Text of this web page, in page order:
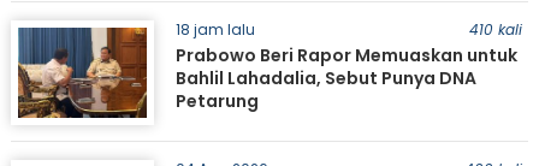
18 jam lalu 410 kali
Prabowo Beri Rapor Memuaskan untuk
Bahlil Lahadalia, Sebut Punya DNA
Petarung